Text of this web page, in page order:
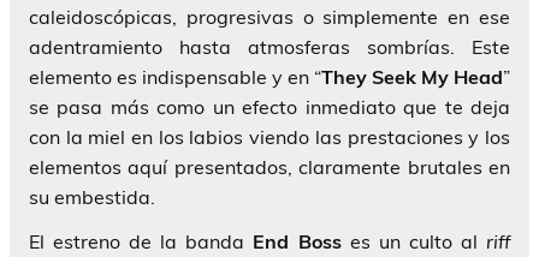
caleidoscópicas, progresivas o simplemente en ese
adentramiento hasta atmosferas sombrías. Este
elemento es indispensable y en “They Seek My Head”
se pasa más como un efecto inmediato que te deja
con la miel en los labios viendo las prestaciones y los
elementos aquí presentados, claramente brutales en
su embestida.
El estreno de la banda End Bosses un culto al riff